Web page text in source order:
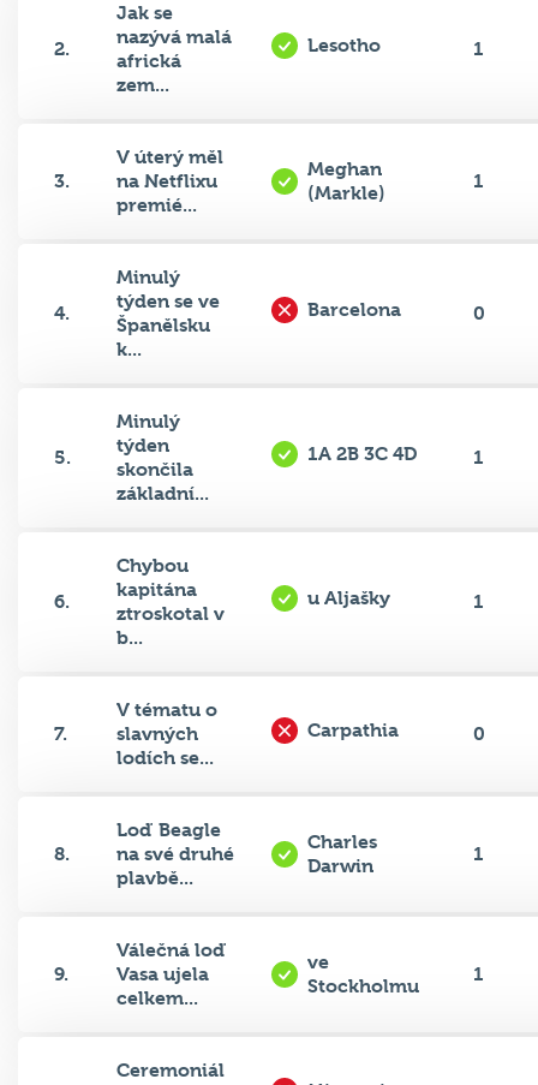
2.
Jak se
nazývá malá
africká
zem...
Lesotho 1
3.
V úterý měl
na Netflixu
premié...
Meghan
(Markle)
1
4.
Minulý
týden se ve
Španělsku
k...
Barcelona 0
5.
Minulý
týden
skončila
základní...
1A 2B 3C 4D 1
6.
Chybou
kapitána
ztroskotal v
b...
u Aljašky 1
7.
V tématu o
slavných
lodích se...
Carpathia 0
8.
Loď Beagle
na své druhé
plavbě...
Charles
Darwin
1
9.
Válečná loď
Vasa ujela
celkem...
ve
Stockholmu
1
Ceremoniál